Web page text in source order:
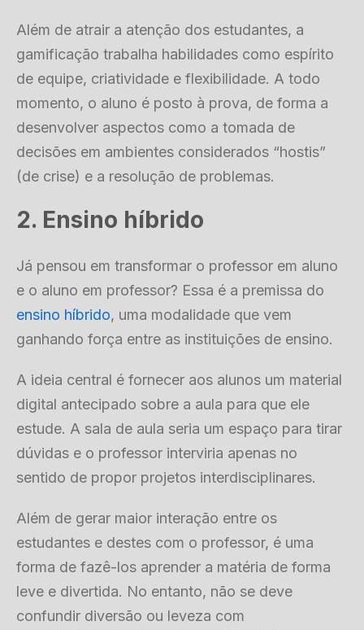
Além de atrair a atenção dos estudantes, a
gamificação trabalha habilidades como espírito
de equipe, criatividade e flexibilidade. A todo
momento, o aluno é posto à prova, de forma a
desenvolver aspectos como a tomada de
decisões em ambientes considerados “hostis”
(de crise) e a resolução de problemas.
2. Ensino híbrido
Já pensou em transformar o professor em aluno
e o aluno em professor? Essa é a premissa do
ensino híbrido, uma modalidade que vem
ganhando força entre as instituições de ensino.
A ideia central é fornecer aos alunos um material
digital antecipado sobre a aula para que ele
estude. A sala de aula seria um espaço para tirar
dúvidas e o professor interviria apenas no
sentido de propor projetos interdisciplinares.
Além de gerar maior interação entre os
estudantes e destes com o professor, é uma
forma de fazê-los aprender a matéria de forma
leve e divertida. No entanto, não se deve
confundir diversão ou leveza com